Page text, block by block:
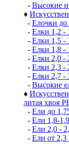
- Высокие
♦
- Елочки до
- Елки 1,2 -
- Елки 1,5 -
- Елки 1,8 -
- Елки 2,0 -
- Елки 2,3 -
- Елки 2,7 -
- Высокие
♦
литая хвоя
- Ели до
- Ели 1,8-
- Ели 2,0 -
- Ели от 2,3